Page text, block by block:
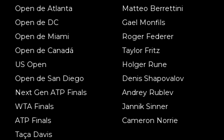
Open de Atlanta
Open de DC
Open de Miami
Open de Canadá
US Open
Open de San Diego
Next Gen ATP Finals
WTA Finals
ATP Finals
Taça Davis
Matteo Berrettini
Gael Monfils
Roger Federer
Taylor Fritz
Holger Rune
Denis Shapovalov
Andrey Rublev
Jannik Sinner
Cameron Norrie